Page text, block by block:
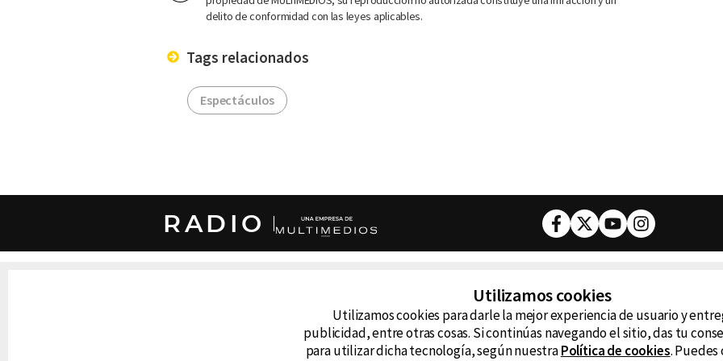
delito de conformidad con las leyes aplicables.
Tags relacionados
Espectáculos
RADIO Facebook
TwitterYoutubeInstagram
cualquier medio electrónico o magnético.
D99
Utilizamos cookies
Utilizamos cookies para darle la mejor experiencia de usuario y
publicidad, entre otras cosas. Si continúas navegando el sitio, das tu
para utilizar dicha tecnología, según nuestraPolítica de cookies. Puedes